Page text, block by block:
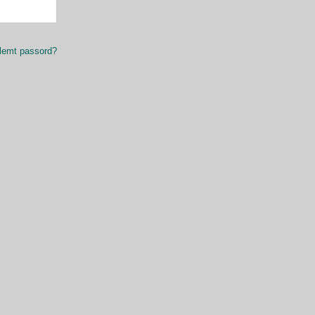
passord?